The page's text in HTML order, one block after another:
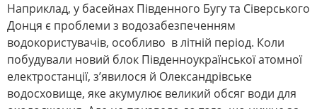
Наприклад, у басейнах Південного Бугу та Сіверського
Донця є проблеми з водозабезпеченням
водокористувачів, особливо в літній період. Коли
побудували новий блок Південноукраїнської атомної
електростанції, з’явилося й Олександрівське
водосховище, яке акумулює великий обсяг води для